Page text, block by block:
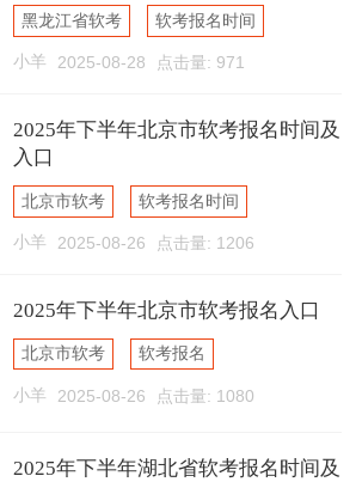
黑龙江省软考 软考报名时间
软考报名流程
小羊 2025-08-28 点击量: 971
2025年下半年北京市软考报名时间及
入口
北京市软考 软考报名时间
软考报名入口
小羊 2025-08-26 点击量: 1206
2025年下半年北京市软考报名入口
北京市软考 软考报名
软考报名入口
小羊 2025-08-26 点击量: 1080
2025年下半年湖北省软考报名时间及